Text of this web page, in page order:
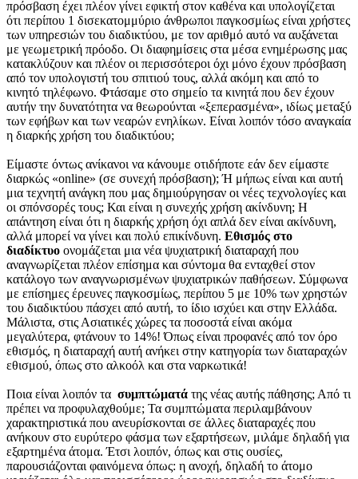
πρόσβαση έχει πλέον γίνει εφικτή στον καθένα και υπολογίζεται
ότι περίπου 1 δισεκατομμύριο άνθρωποι παγκοσμίως είναι χρήστες
των υπηρεσιών του διαδικτύου, με τον αριθμό αυτό να αυξάνεται
με γεωμετρική πρόοδο. Οι διαφημίσεις στα μέσα ενημέρωσης μας
κατακλύζουν και πλέον οι περισσότεροι όχι μόνο έχουν πρόσβαση
από τον υπολογιστή του σπιτιού τους, αλλά ακόμη και από το
κινητό τηλέφωνο. Φτάσαμε στο σημείο τα κινητά που δεν έχουν
αυτήν την δυνατότητα να θεωρούνται «ξεπερασμένα», ιδίως μεταξύ
των εφήβων και των νεαρών ενηλίκων. Είναι λοιπόν τόσο αναγκαία
η διαρκής χρήση του διαδικτύου;
Είμαστε όντως ανίκανοι να κάνουμε οτιδήποτε εάν δεν είμαστε
διαρκώς «online» (σε συνεχή πρόσβαση); Ή μήπως είναι και αυτή
μια τεχνητή ανάγκη που μας δημιούργησαν οι νέες τεχνολογίες και
οι σπόνσορές τους; Και είναι η συνεχής χρήση ακίνδυνη; Η
απάντηση είναι ότι η διαρκής χρήση όχι απλά δεν είναι ακίνδυνη,
αλλά μπορεί να γίνει και πολύ επικίνδυνη. Εθισμός στο
διαδίκτυο ονομάζεται μια νέα ψυχιατρική διαταραχή που
αναγνωρίζεται πλέον επίσημα και σύντομα θα ενταχθεί στον
κατάλογο των αναγνωρισμένων ψυχιατρικών παθήσεων. Σύμφωνα
με επίσημες έρευνες παγκοσμίως, περίπου 5 με 10% των χρηστών
του διαδικτύου πάσχει από αυτή, το ίδιο ισχύει και στην Ελλάδα.
Μάλιστα, στις Ασιατικές χώρες τα ποσοστά είναι ακόμα
μεγαλύτερα, φτάνουν το 14%! Όπως είναι προφανές από τον όρο
εθισμός, η διαταραχή αυτή ανήκει στην κατηγορία των διαταραχών
εθισμού, όπως στο αλκοόλ και στα ναρκωτικά!
Ποια είναι λοιπόν τα συμπτώματά της νέας αυτής πάθησης; Από τι
πρέπει να προφυλαχθούμε; Τα συμπτώματα περιλαμβάνουν
χαρακτηριστικά που ανευρίσκονται σε άλλες διαταραχές που
ανήκουν στο ευρύτερο φάσμα των εξαρτήσεων, μιλάμε δηλαδή για
εξαρτημένα άτομα. Έτσι λοιπόν, όπως και στις ουσίες,
παρουσιάζονται φαινόμενα όπως: η ανοχή, δηλαδή το άτομο